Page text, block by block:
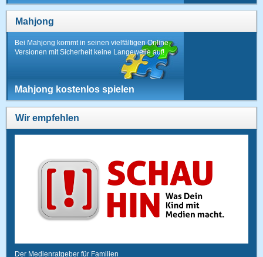
Mahjong
Bei Mahjong kommt in seinen vielfältigen Online-
Versionen mit Sicherheit keine Langeweile auf!
Mahjong kostenlos spielen
Wir empfehlen
Der Medienratgeber für Familien